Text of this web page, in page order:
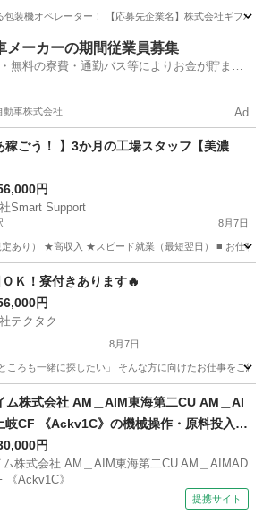
包装機オペレーター！ 【応募先企業名】株式会社ギフ
メーカーの期間従業員募集
無料の寮費・通勤バス等によりお金が貯まり
動車株式会社 Ad
稼ごう！ 】3か月の工場スタッフ【美濃
円
Smart Support
8月7日
あり） ★高収入 ★スピード就業（最短翌日） ■ お仕事
駅 工場 未経験
Ｋ！寮付きあります🔥
円
テクタク
8月7日
ころも一緒に探したい」 そんな方に向けたお仕事をご
ム株式会社 AM＿AIM東海第二CU AM＿AI
岐CF 《Ackv1C》の機械操作・原料投入・
包・検査 【食堂・売店あり】
円
ム株式会社 AM＿AIM東海第二CU AM＿AIMAD
《Ackv1C》
提携サイト